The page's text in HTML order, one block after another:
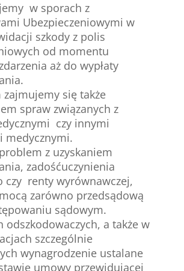
w sporach z
Ubezpieczeniowymi w
szkody z polis
od momentu
aż do wypłaty
zajmujemy się także
spraw związanych z
czy innymi
medycznymi.
z uzyskaniem
zadośćuczynienia
czy renty wyrównawczej,
zarówno przedsądową
sądowym.
odszkodowaczych, a także w
szczególnie
wynagrodzenie ustalane
umowy przewidującej